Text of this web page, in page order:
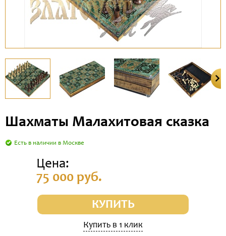
Шахматы Малахитовая сказка
Есть в наличии в Москве
Цена:
75 000 руб.
КУПИТЬ
Купить в 1 клик